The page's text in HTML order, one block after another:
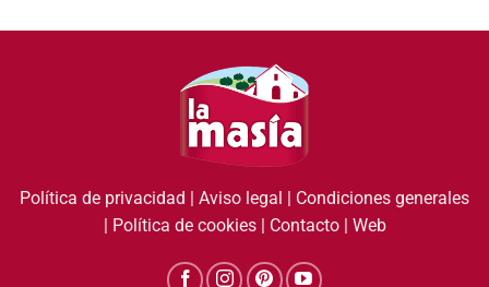
Política de privacidad Aviso legal
Condiciones generales
Política de cookies| Contacto| Web